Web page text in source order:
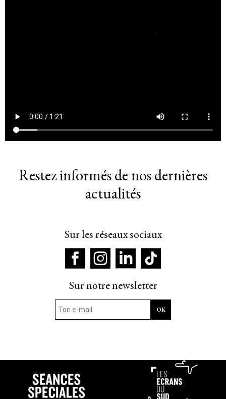
Restez informés de nos dernières
actualités
Sur les réseaux sociaux
Sur notre newsletter